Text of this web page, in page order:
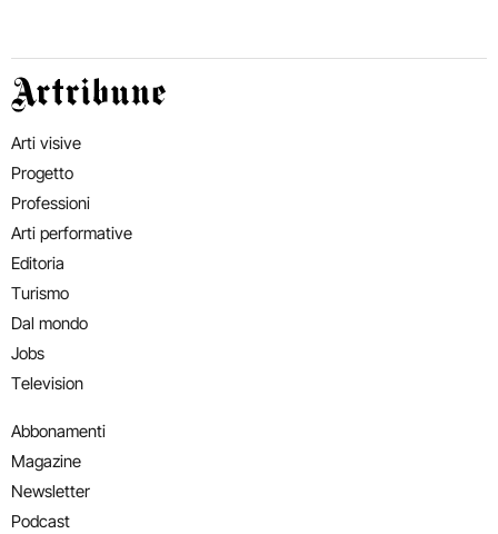
Artribune
Arti visive
Progetto
Professioni
Arti performative
Editoria
Turismo
Dal mondo
Jobs
Television
Abbonamenti
Magazine
Newsletter
Podcast